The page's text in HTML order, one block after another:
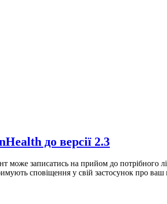
до версії 2.3
записатись на прийом до потрібного
сповіщення у свій застосунок про